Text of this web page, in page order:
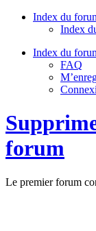
Index du
Index
Index du
FAQ
forum
Le premier forum